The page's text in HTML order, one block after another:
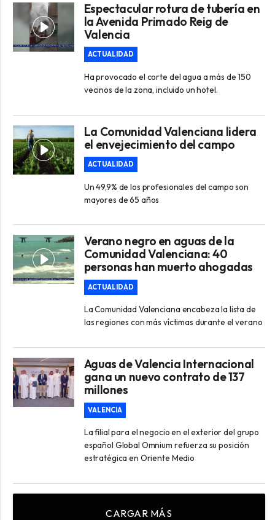
Espectacular rotura de tubería en
la Avenida Primado Reig de
Valencia
ACTUALIDAD
Ha provocado el corte del agua a más de 150
vecinos de la zona, incluido un hotel.
La Comunidad Valenciana lidera
el envejecimiento del campo
ACTUALIDAD
Un 49,9% de los profesionales del campo son
mayores de 65 años
Verano negro en aguas de la
Comunidad Valenciana: 40
personas han muerto ahogadas
ACTUALIDAD
La Comunidad Valenciana encabeza la lista de
las regiones con más víctimas durante el verano
Aguas de Valencia Internacional
gana un nuevo contrato de 137
millones
VALENCIA
La filial para el negocio en el exterior del grupo
español Global Omnium refuerza su posición
estratégica en Oriente Medio
CARGAR MÁS